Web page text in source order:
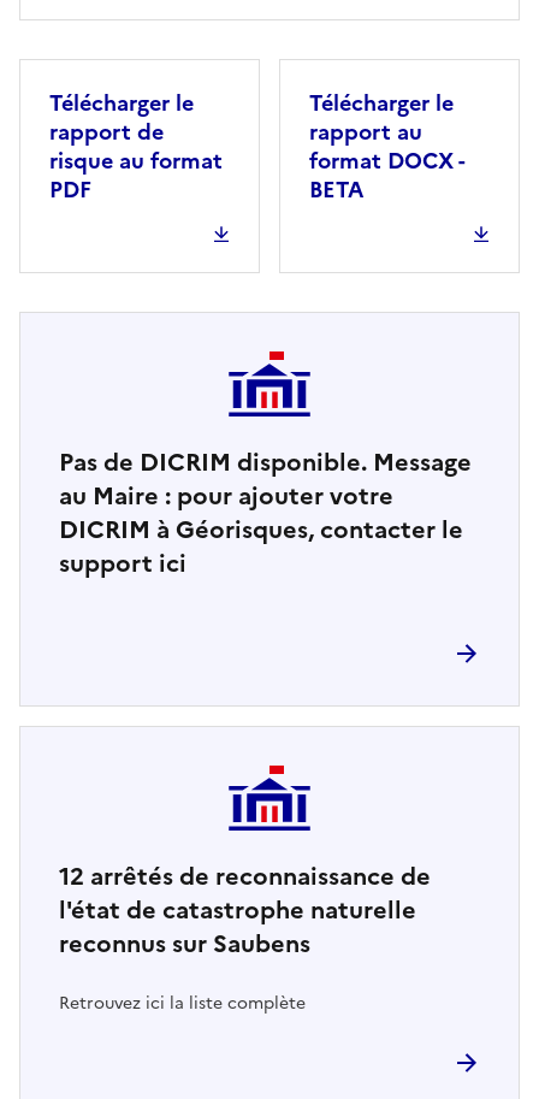
Télécharger le
rapport de
risque au format
PDF
Télécharger le
rapport au
format DOCX -
BETA
Pas de DICRIM disponible. Message
au Maire : pour ajouter votre
DICRIM à Géorisques, contacter le
support ici
12 arrêtés de reconnaissance de
l'état de catastrophe naturelle
reconnus sur Saubens
Retrouvez ici la liste complète